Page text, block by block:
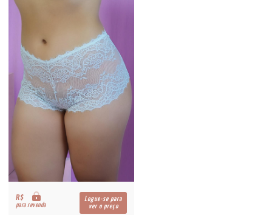
R$
para revenda
Logue-se para
ver o preço